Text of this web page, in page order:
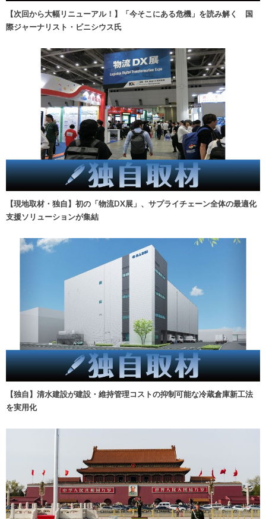
【次回から大幅リニューアル！】「今そこにある危機」を読み解く 国
際ジャーナリスト・ビニシウス氏
【現地取材・独自】初の「物流DX展」、サプライチェーン全体の最適化
支援ソリューションが集結
【独自】清水建設が建設・維持管理コストの抑制可能な冷蔵倉庫新工法
を実用化